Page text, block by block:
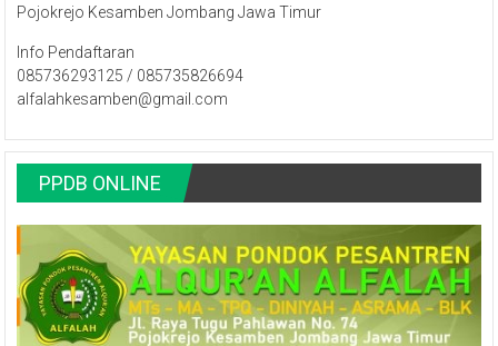
Pojokrejo Kesamben Jombang Jawa Timur
Info Pendaftaran
085736293125 / 085735826694
alfalahkesamben@gmail.com
PPDB ONLINE